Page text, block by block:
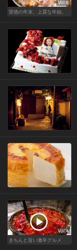
Vol.6
背徳の年末、上質な年始。
Vol.4
きちんと旨い激辛グルメ